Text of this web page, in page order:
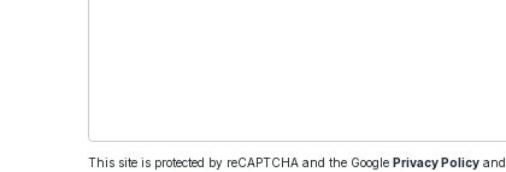
This site is protected by reCAPTCHA and the Google Privacy Policy and